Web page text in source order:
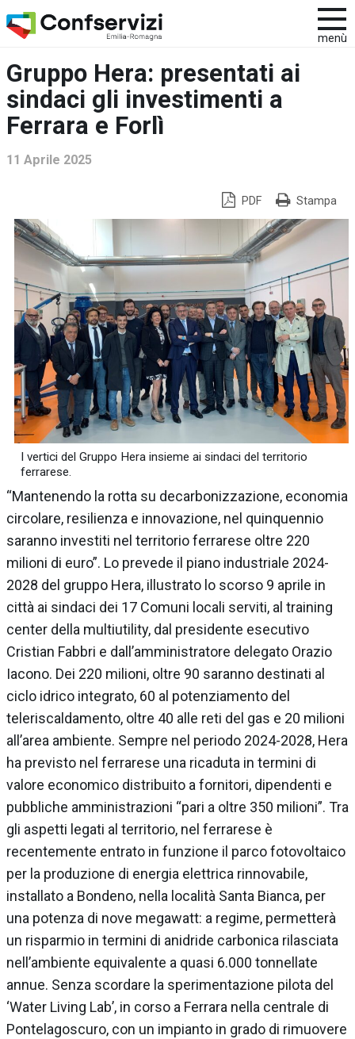
menù
Gruppo Hera: presentati ai
sindaci gli investimenti a
Ferrara e Forlì
11 Aprile 2025
PDF Stampa
I vertici del Gruppo Hera insieme ai sindaci del territorio
ferrarese.
“Mantenendo la rotta su decarbonizzazione, economia
circolare, resilienza e innovazione, nel quinquennio
saranno investiti nel territorio ferrarese oltre 220
milioni di euro”. Lo prevede il piano industriale 2024-
2028 del gruppo Hera, illustrato lo scorso 9 aprile in
città ai sindaci dei 17 Comuni locali serviti, al training
center della multiutility, dal presidente esecutivo
Cristian Fabbri e dall’amministratore delegato Orazio
Iacono. Dei 220 milioni, oltre 90 saranno destinati al
ciclo idrico integrato, 60 al potenziamento del
teleriscaldamento, oltre 40 alle reti del gas e 20 milioni
all’area ambiente. Sempre nel periodo 2024-2028, Hera
ha previsto nel ferrarese una ricaduta in termini di
valore economico distribuito a fornitori, dipendenti e
pubbliche amministrazioni “pari a oltre 350 milioni”. Tra
gli aspetti legati al territorio, nel ferrarese è
recentemente entrato in funzione il parco fotovoltaico
per la produzione di energia elettrica rinnovabile,
installato a Bondeno, nella località Santa Bianca, per
una potenza di nove megawatt: a regime, permetterà
un risparmio in termini di anidride carbonica rilasciata
nell’ambiente equivalente a quasi 6.000 tonnellate
annue. Senza scordare la sperimentazione pilota del
‘Water Living Lab’, in corso a Ferrara nella centrale di
Pontelagoscuro, con un impianto in grado di rimuovere